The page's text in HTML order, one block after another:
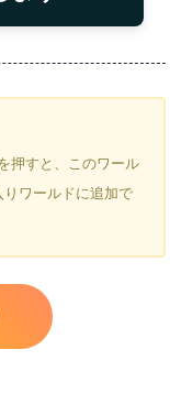
押すと、このワール
ワールドに追加で